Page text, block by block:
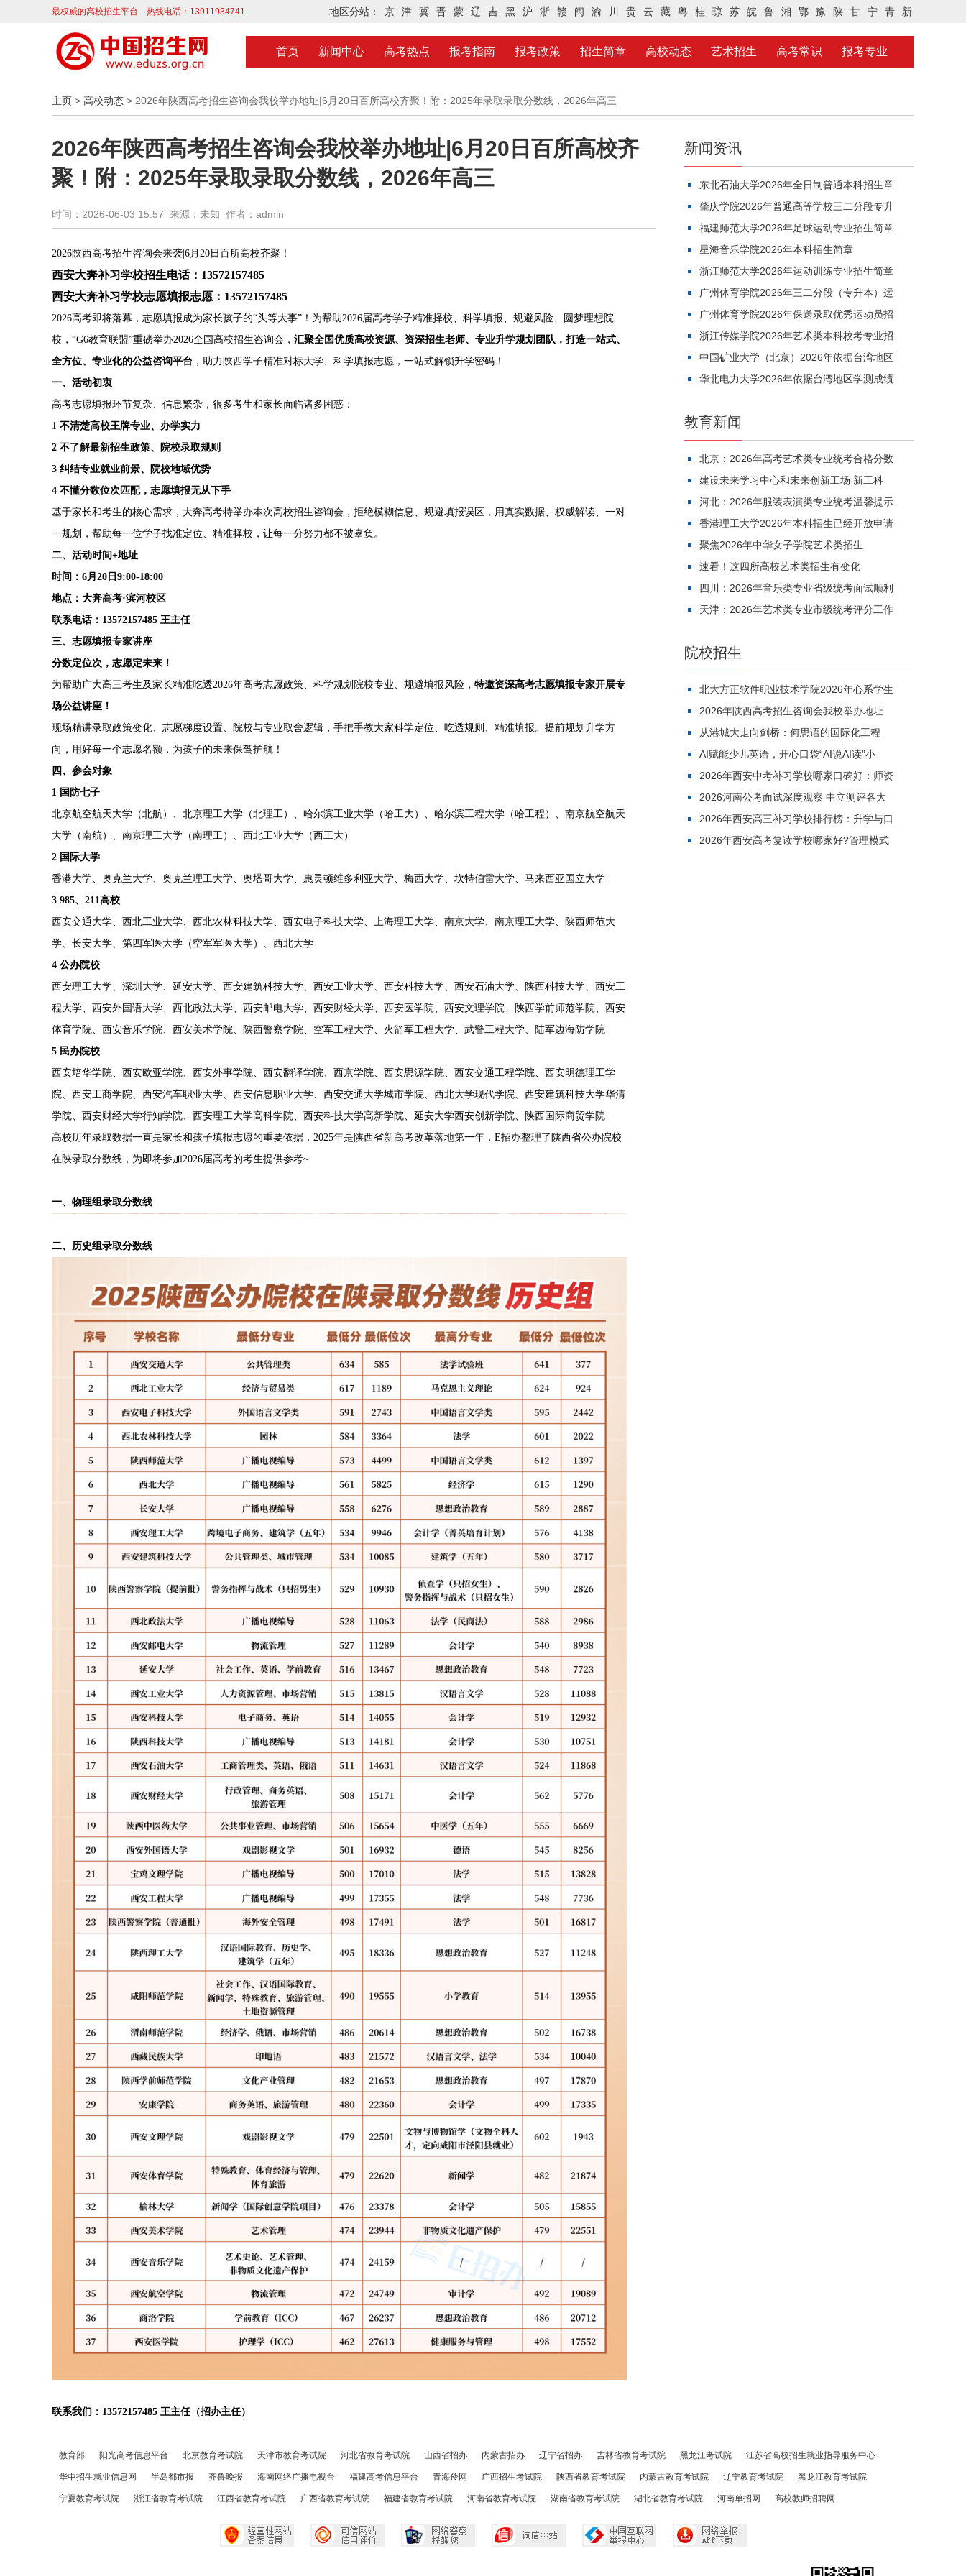
最权威的高校招生平台 热线电话：13911934741 地区分站： 京 津 冀 晋 蒙 辽 吉 黑 沪 浙 赣 闽 渝 川 贵 云 藏 粤 桂 琼 苏 皖 鲁 湘 鄂 豫 陕 甘 宁 青 新
首页 新闻中心 高考热点 报考指南 报考政策 招生简章 高校动态 艺术招生 高考常识 报考专业
主页 > 高校动态 > 2026年陕西高考招生咨询会我校举办地址|6月20日百所高校齐聚！附：2025年录取录取分数线，2026年高三
2026年陕西高考招生咨询会我校举办地址|6月20日百所高校齐
聚！附：2025年录取录取分数线，2026年高三
时间：2026-06-03 15:57 来源：未知 作者：admin
2026陕西高考招生咨询会来袭|6月20日百所高校齐聚！
西安大奔补习学校招生电话：13572157485
西安大奔补习学校志愿填报志愿：13572157485
2026高考即将落幕，志愿填报成为家长孩子的“头等大事”！为帮助2026届高考学子精准择校、科学填报、规避风险、圆梦理想院
校，“G6教育联盟”重磅举办2026全国高校招生咨询会， 汇聚全国优质高校资源、资深招生老师、专业升学规划团队，打造一站式、
全方位、专业化的公益咨询平台 ，助力陕西学子精准对标大学、科学填报志愿，一站式解锁升学密码！
一、活动初衷
高考志愿填报环节复杂、信息繁杂，很多考生和家长面临诸多困惑：
1 不清楚高校王牌专业、办学实力
2 不了解最新招生政策、院校录取规则
3 纠结专业就业前景、院校地域优势
4 不懂分数位次匹配，志愿填报无从下手
基于家长和考生的核心需求，大奔高考特举办本次高校招生咨询会，拒绝模糊信息、规避填报误区，用真实数据、权威解读、一对
一规划，帮助每一位学子找准定位、精准择校，让每一分努力都不被辜负。
二、活动时间+地址
时间： 6月 20 日 9:00-18:00
地点：大奔高考·滨河校区
联系电话： 13572157485 王主任
三、志愿填报专家讲座
分数定位次，志愿定未来！
为帮助广大高三考生及家长精准吃透2026年高考志愿政策、科学规划院校专业、规避填报风险， 特邀资深高考志愿填报专家开展专
场公益讲座！
现场精讲录取政策变化、志愿梯度设置、院校与专业取舍逻辑，手把手教大家科学定位、吃透规则、精准填报。提前规划升学方
向，用好每一个志愿名额，为孩子的未来保驾护航！
四、参会对象
1 国防七子
北京航空航天大学（北航）、北京理工大学（北理工）、哈尔滨工业大学（哈工大）、哈尔滨工程大学（哈工程）、南京航空航天
大学（南航）、南京理工大学（南理工）、西北工业大学（西工大）
2 国际大学
香港大学、奥克兰大学、奥克兰理工大学、奥塔哥大学、惠灵顿维多利亚大学、梅西大学、坎特伯雷大学、马来西亚国立大学
3 985、 211高校
西安交通大学、西北工业大学、西北农林科技大学、西安电子科技大学、上海理工大学、南京大学、南京理工大学、陕西师范大
学、长安大学、第四军医大学（空军军医大学）、西北大学
4 公办院校
西安理工大学、深圳大学、延安大学、西安建筑科技大学、西安工业大学、西安科技大学、西安石油大学、陕西科技大学、西安工
程大学、西安外国语大学、西北政法大学、西安邮电大学、西安财经大学、西安医学院、西安文理学院、陕西学前师范学院、西安
体育学院、西安音乐学院、西安美术学院、陕西警察学院、空军工程大学、火箭军工程大学、武警工程大学、陆军边海防学院
5 民办院校
西安培华学院、西安欧亚学院、西安外事学院、西安翻译学院、西京学院、西安思源学院、西安交通工程学院、西安明德理工学
院、西安工商学院、西安汽车职业大学、西安信息职业大学、西安交通大学城市学院、西北大学现代学院、西安建筑科技大学华清
学院、西安财经大学行知学院、西安理工大学高科学院、西安科技大学高新学院、延安大学西安创新学院、陕西国际商贸学院
高校历年录取数据一直是家长和孩子填报志愿的重要依据，2025年是陕西省新高考改革落地第一年，E招办整理了陕西省公办院校
在陕录取分数线，为即将参加2026届高考的考生提供参考~
一、 物理组录取分数线
二、 历史组录取分数线
联系我们： 13572157485 王主任（招办主任）
新闻资讯
东北石油大学2026年全日制普通本科招生章
肇庆学院2026年普通高等学校三二分段专升
福建师范大学2026年足球运动专业招生简章
星海音乐学院2026年本科招生简章
浙江师范大学2026年运动训练专业招生简章
广州体育学院2026年三二分段（专升本）运
广州体育学院2026年保送录取优秀运动员招
浙江传媒学院2026年艺术类本科校考专业招
中国矿业大学（北京）2026年依据台湾地区
华北电力大学2026年依据台湾地区学测成绩
教育新闻
北京：2026年高考艺术类专业统考合格分数
建设未来学习中心和未来创新工场 新工科
河北：2026年服装表演类专业统考温馨提示
香港理工大学2026年本科招生已经开放申请
聚焦2026年中华女子学院艺术类招生
速看！这四所高校艺术类招生有变化
四川：2026年音乐类专业省级统考面试顺利
天津：2026年艺术类专业市级统考评分工作
院校招生
北大方正软件职业技术学院2026年心系学生
2026年陕西高考招生咨询会我校举办地址
从港城大走向剑桥：何思语的国际化工程
AI赋能少儿英语，开心口袋“AI说AI读”小
2026年西安中考补习学校哪家口碑好：师资
2026河南公考面试深度观察 中立测评各大
2026年西安高三补习学校排行榜：升学与口
2026年西安高考复读学校哪家好?管理模式
教育部 阳光高考信息平台 北京教育考试院 天津市教育考试院 河北省教育考试院 山西省招办 内蒙古招办 辽宁省招办 吉林省教育考试院 黑龙江考试院 江苏省高校招生就业指导服务中心
华中招生就业信息网 半岛都市报 齐鲁晚报 海南网络广播电视台 福建高考信息平台 青海羚网 广西招生考试院 陕西省教育考试院 内蒙古教育考试院 辽宁教育考试院 黑龙江教育考试院
宁夏教育考试院 浙江省教育考试院 江西省教育考试院 广西省教育考试院 福建省教育考试院 河南省教育考试院 湖南省教育考试院 湖北省教育考试院 河南单招网 高校教师招聘网